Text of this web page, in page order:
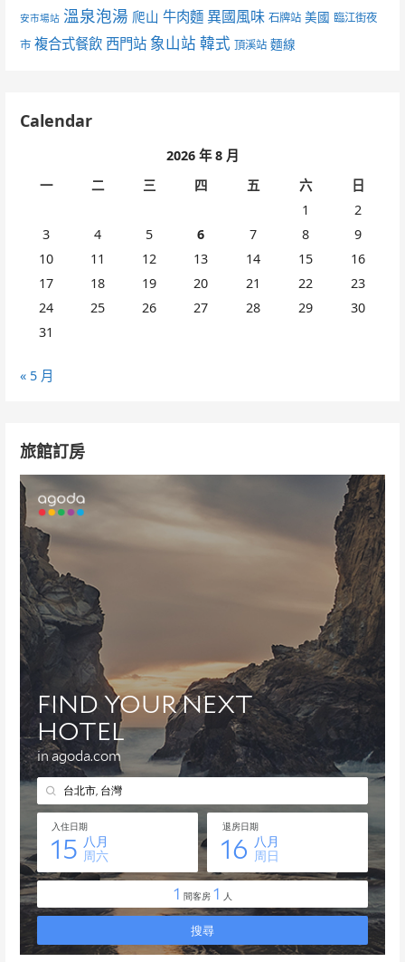
安市場站 溫泉泡湯 爬山 牛肉麵 異國風味 石牌站 美國 臨江街夜
市 複合式餐飲 西門站 象山站 韓式 頂溪站 麵線
Calendar
2026 年 8 月
一
二 三 四 五 六
日
1
2
3
4 5 6 7 8
9
10
11 12 13 14 15
16
17
18 19 20 21 22
23
24
25 26 27 28 29
30
31
« 5 月
旅館訂房